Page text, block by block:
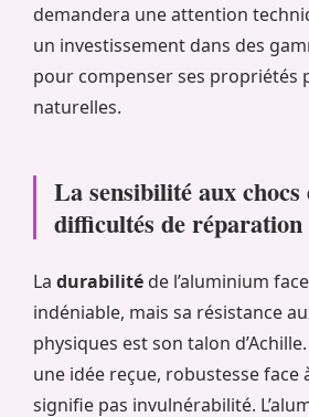
demandera une attention
un investissement dans des
pour compenser ses propriétés
naturelles.
La sensibilité aux chocs
difficultés de réparation
La durabilité de l’aluminium
indéniable, mais sa résistance
physiques est son talon
une idée reçue, robustesse face
signifie pas invulnérabilité.